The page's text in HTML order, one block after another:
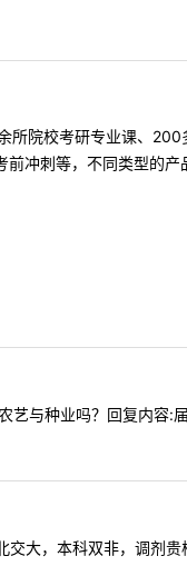
院校考研专业课、
冲刺等，不同类型的
与种业吗？回复内容:
大，本科双非，调剂贵